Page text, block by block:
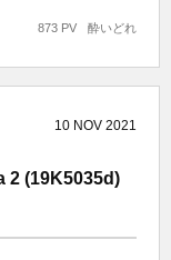
酔いどれ
873 PV
10 NOV 2021
2 (19K5035d)